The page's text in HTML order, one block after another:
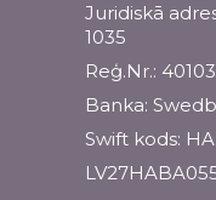
Juridiskā
1035
Reģ.Nr.:
Banka:
Swift kods: